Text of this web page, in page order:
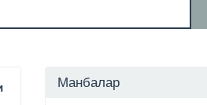
Манбалар